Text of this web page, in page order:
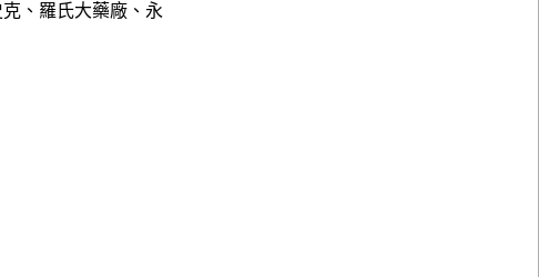
、羅氏大藥廠、永